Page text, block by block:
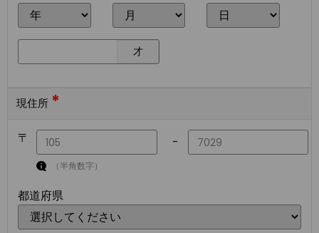
才
現住所 *
〒 -
（半角数字）
都道府県